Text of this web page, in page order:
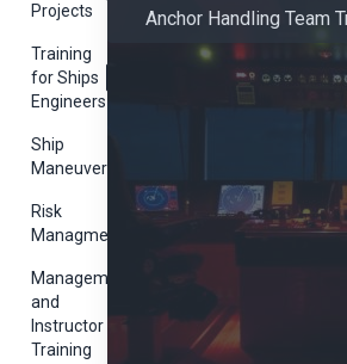
Projects
Training
for Ships
Engineers
Ship
Maneuvering
Risk
Managment
Management
and
Instructor
Training
Anchor Handling Team